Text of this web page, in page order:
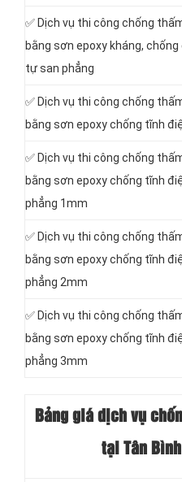
✅ Dịch vụ thi công chống
bằng sơn epoxy kháng,
tự san phẳng
✅ Dịch vụ thi công chống
bằng sơn epoxy chống tĩnh
✅ Dịch vụ thi công chống
bằng sơn epoxy chống tĩnh
phẳng 1mm
✅ Dịch vụ thi công chống
bằng sơn epoxy chống tĩnh
phẳng 2mm
✅ Dịch vụ thi công chống
bằng sơn epoxy chống tĩnh
phẳng 3mm
Bảng giá dịch vụ
tại Tân